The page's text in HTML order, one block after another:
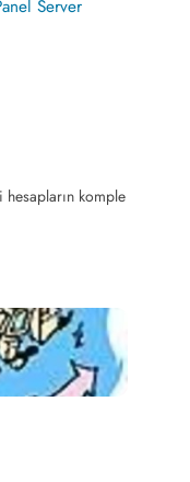
Server
hesapların komple